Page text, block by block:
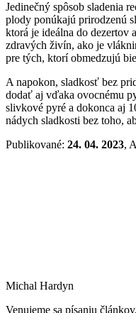
Jedinečný spôsob sladenia
plody ponúkajú prirodzenú
ktorá je ideálna do dezertov
zdravých živín, ako je
pre tých, ktorí obmedzujú
A napokon, sladkosť bez
dodať aj vďaka ovocnému
slivkové pyré a dokonca aj
nádych sladkosti bez toho,
Publikované: 24. 04. 2023,
Michal Hardyn
Venujeme sa písaniu